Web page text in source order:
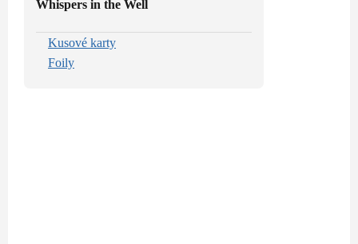
Whispers in the Well
Kusové karty
Foily